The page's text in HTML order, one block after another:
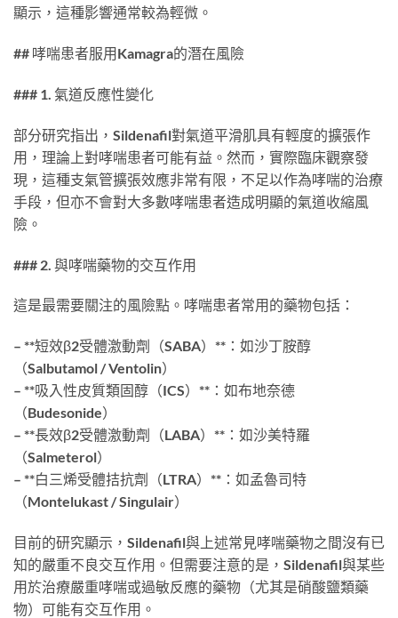
顯示，這種影響通常較為輕微。
## 哮喘患者服用Kamagra的潛在風險
### 1. 氣道反應性變化
部分研究指出，Sildenafil對氣道平滑肌具有輕度的擴張作
用，理論上對哮喘患者可能有益。然而，實際臨床觀察發
現，這種支氣管擴張效應非常有限，不足以作為哮喘的治療
手段，但亦不會對大多數哮喘患者造成明顯的氣道收縮風
險。
### 2. 與哮喘藥物的交互作用
這是最需要關注的風險點。哮喘患者常用的藥物包括：
– **短效β2受體激動劑（SABA）**：如沙丁胺醇
（Salbutamol / Ventolin）
– **吸入性皮質類固醇（ICS）**：如布地奈德
（Budesonide）
– **長效β2受體激動劑（LABA）**：如沙美特羅
（Salmeterol）
– **白三烯受體拮抗劑（LTRA）**：如孟魯司特
（Montelukast / Singulair）
目前的研究顯示，Sildenafil與上述常見哮喘藥物之間沒有已
知的嚴重不良交互作用。但需要注意的是，Sildenafil與某些
用於治療嚴重哮喘或過敏反應的藥物（尤其是硝酸鹽類藥
物）可能有交互作用。